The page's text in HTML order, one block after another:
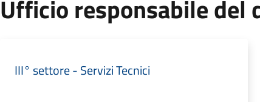
Ufficio responsabile del
III° settore - Servizi Tecnici